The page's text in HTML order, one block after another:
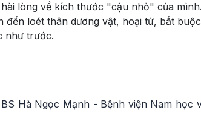
lòng về kích thước "cậu nhỏ" của
đến loét thân dương vật, hoại tử, bắt
như trước.
Hà Ngọc Mạnh - Bệnh viện Nam học